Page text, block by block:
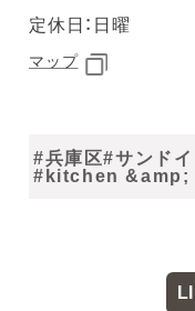
定休日：日曜
マップ
#兵庫区#サンド
#kitchen &amp;